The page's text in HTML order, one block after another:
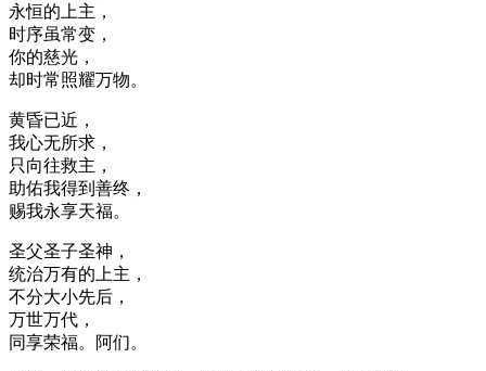
永恒的上主，
时序虽常变，
你的慈光，
却时常照耀万物。
黄昏已近，
我心无所求，
只向往救主，
助佑我得到善终，
赐我永享天福。
圣父圣子圣神，
统治万有的上主，
不分大小先后，
万世万代，
同享荣福。阿们。